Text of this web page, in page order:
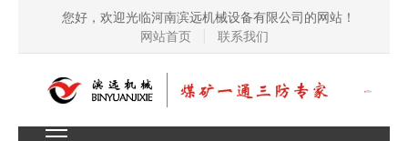
您好，欢迎光临河南滨远机械设备有限公司的网站！
网站首页
联系我们